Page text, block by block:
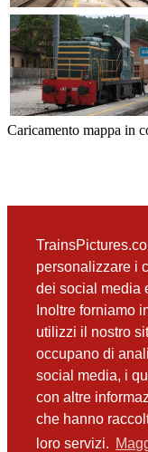
personalizzare i
dei social media
Inoltre forniamo
utilizzi il nostro
occupano di
social media, i
con altre
che hanno
loro servizi.
Caricamento mappa in